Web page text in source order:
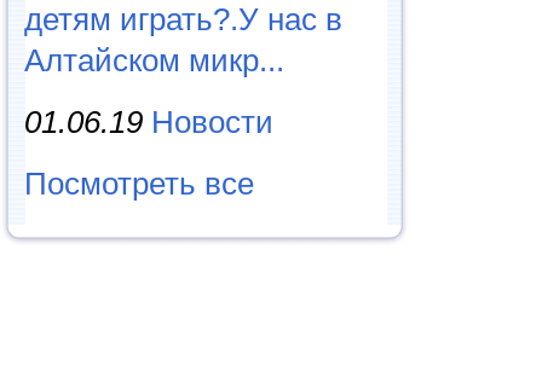
детям играть?.У нас в
Алтайском микр...
01.06.19 Новости
Посмотреть все